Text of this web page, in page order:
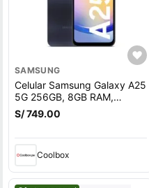
SAMSUNG
Celular Samsung Galaxy A25
5G 256GB, 8GB RAM,
cámara trasera 50MP y
frontal 13MP, 6.5"", negro
S/ 749.00
Coolbox